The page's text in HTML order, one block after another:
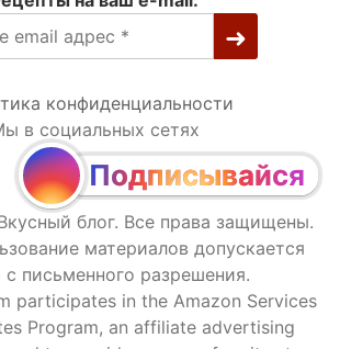
конфиденциальности
в социальных сетях
Подписывайся
блог. Все права защищены.
материалов допускается
с письменного разрешения.
participates in the Amazon Services
Program, an affiliate advertising